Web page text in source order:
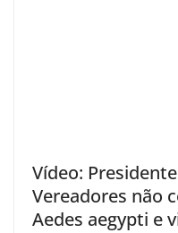
Vídeo:
Vereadores não
Aedes aegypti e